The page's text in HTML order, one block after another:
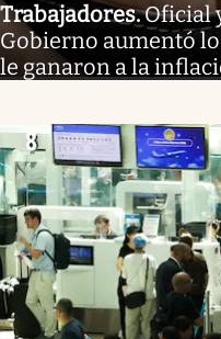
Trabajadores.Oficial
Gobierno aumentó
le ganaron a la